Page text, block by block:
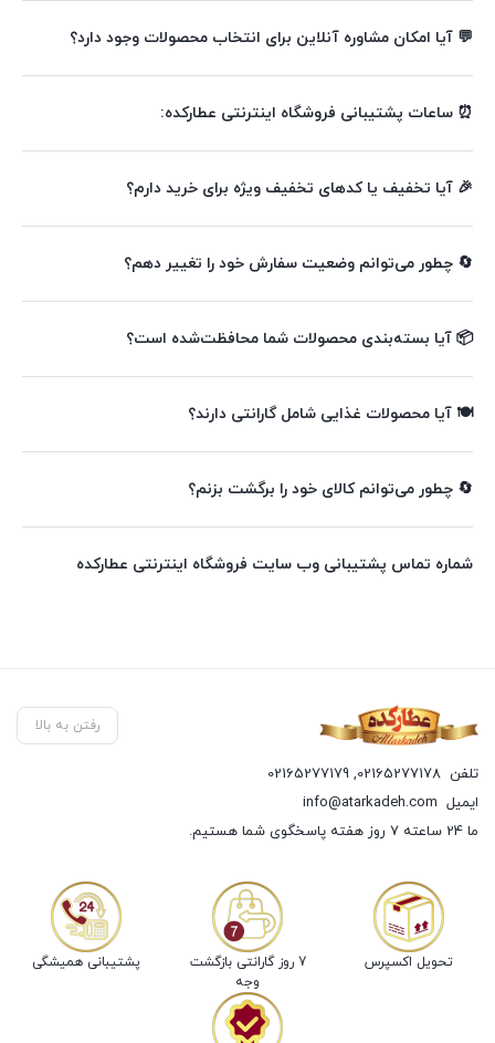
💬 آیا امکان مشاوره آنلاین برای انتخاب محصولات وجود دارد؟
⏰ ساعات پشتیبانی فروشگاه اینترنتی عطارکده:
🎉 آیا تخفیف یا کدهای تخفیف ویژه برای خرید دارم؟
🔄 چطور می‌توانم وضعیت سفارش خود را تغییر دهم؟
📦 آیا بسته‌بندی محصولات شما محافظت‌شده است؟
🍽️ آیا محصولات غذایی شامل گارانتی دارند؟
🔄 چطور می‌توانم کالای خود را برگشت بزنم؟
شماره تماس پشتیبانی وب سایت فروشگاه اینترنتی عطارکده
رفتن به بالا
تلفن 02165277178
,
02165277179
ایمیل info@atarkadeh.com
ما 24 ساعته 7 روز هفته پاسخگوی شما هستیم.
تحویل اکسپرس
7 روز گارانتی بازگشت
وجه
پشتیبانی همیشگی